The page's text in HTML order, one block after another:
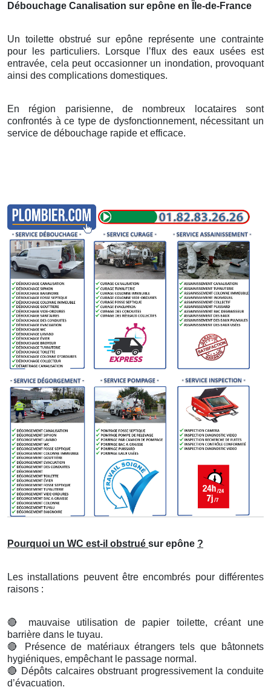
Débouchage Canalisation sur epône en Île-de-France
Un toilette obstrué sur epône représente une contrainte
pour les particuliers. Lorsque l’flux des eaux usées est
entravée, cela peut occasionner un inondation, provoquant
ainsi des complications domestiques.
En région parisienne, de nombreux locataires sont
confrontés à ce type de dysfonctionnement, nécessitant un
service de débouchage rapide et efficace.
Pourquoi un WC est-il obstrué sur epône ?
Les installations peuvent être encombrés pour différentes
raisons :
🔴
mauvaise utilisation de papier toilette, créant une
barrière dans le tuyau.
🔴
Présence de matériaux étrangers tels que bâtonnets
hygiéniques, empêchant le passage normal.
🔴 Dépôts calcaires obstruant progressivement la conduite
d’évacuation.